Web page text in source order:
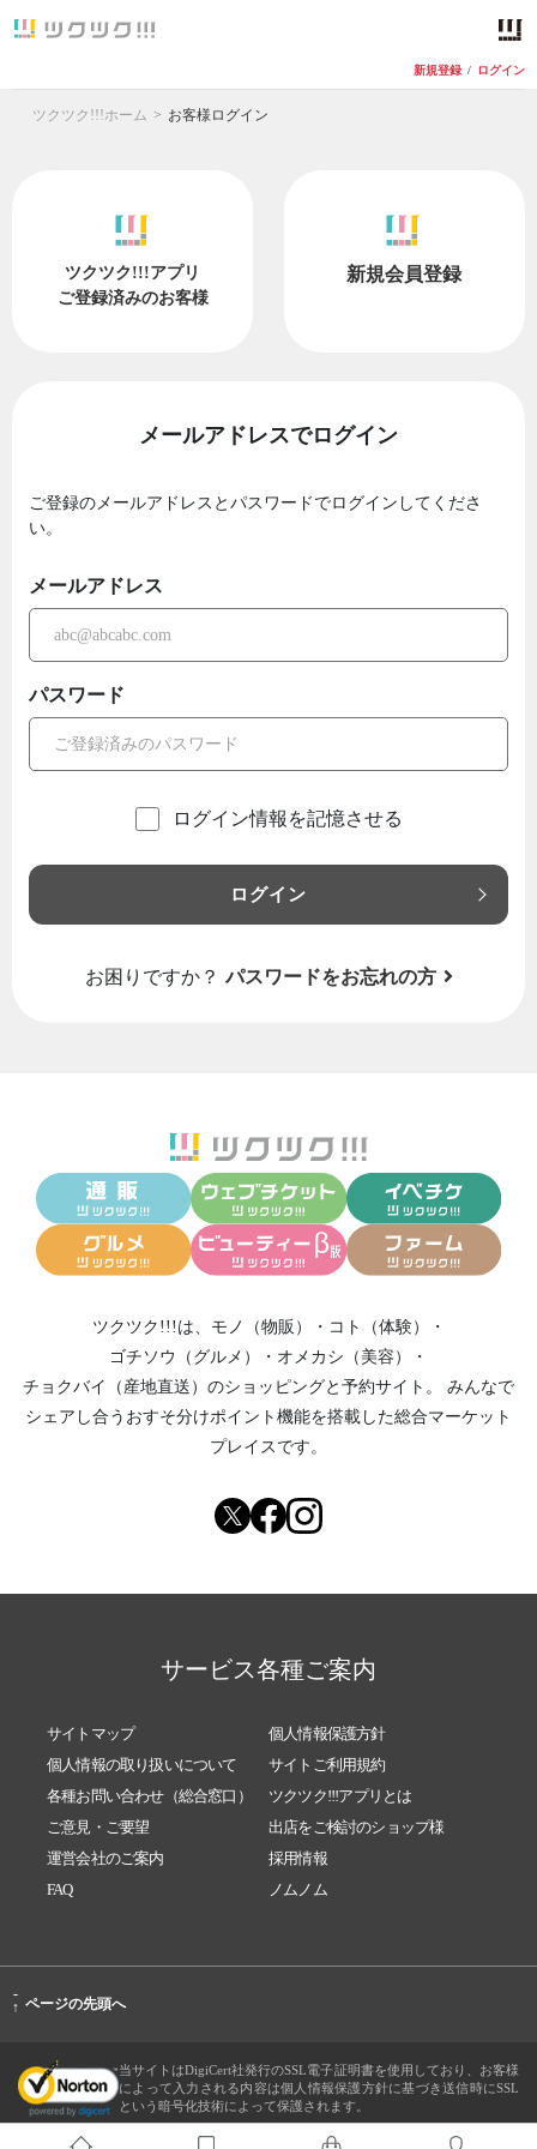
新規登録 / ログイン
ツクツク!!!ホーム お客様ログイン
ツクツク!!!アプリ
ご登録済みのお客様
新規会員登録
メールアドレスでログイン
ご登録のメールアドレスとパスワードでログインしてくださ
い。
メールアドレス
パスワード
ログイン情報を記憶させる
ログイン
お困りですか？ パスワードをお忘れの方
ツクツク!!!は、 モノ（物販） ・ コト（体験）
・
ゴチソウ（グルメ）
・ オメカシ（美容）
・
チョクバイ（産地直送） のショッピングと予約サイト。
みんなで
シェアし合う おすそ分けポイント機能を搭載した総合マーケット
プレイスです。
サービス各種ご案内
サイトマップ
個人情報保護方針
個人情報の取り扱いについて
サイトご利用規約
各種お問い合わせ（総合窓口）
ツクツク!!!アプリとは
ご意見・ご要望
出店をご検討のショップ様
運営会社のご案内
採用情報
FAQ
ノムノム
-
↑ ページの先頭へ
当サイトはDigiCert社発行のSSL電子証明書を使用しており、お客様
によって入力される内容は個人情報保護方針に基づき送信時にSSL
という暗号化技術によって保護されます。